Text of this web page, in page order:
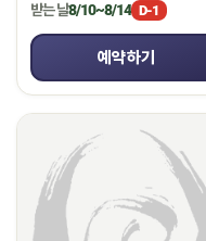
받는 날8/10~8/14 D-1
예약하기